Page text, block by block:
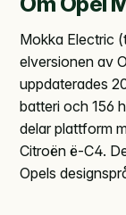
Mokka Electric
elversionen av
uppdaterades
batteri och 156
delar plattform
Citroën ë-C4.
Opels